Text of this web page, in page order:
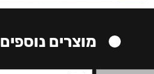
מוצרים נוספים